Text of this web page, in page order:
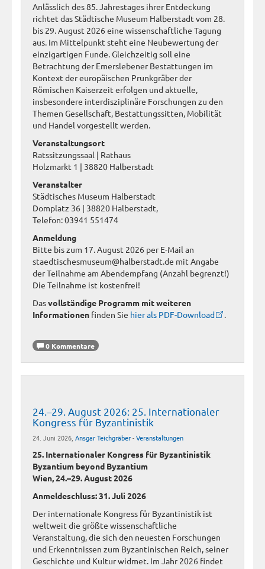
Anlässlich des 85. Jahrestages ihrer Entdeckung
richtet das Städtische Museum Halberstadt vom 28.
bis 29. August 2026 eine wissenschaftliche Tagung
aus. Im Mittelpunkt steht eine Neubewertung der
einzigartigen Funde. Gleichzeitig soll eine
Betrachtung der Emerslebener Bestattungen im
Kontext der europäischen Prunkgräber der
Römischen Kaiserzeit erfolgen und aktuelle,
insbesondere interdisziplinäre Forschungen zu den
Themen Gesellschaft, Bestattungssitten, Mobilität
und Handel vorgestellt werden.
Veranstaltungsort
Ratssitzungssaal | Rathaus
Holzmarkt 1 | 38820 Halberstadt
Veranstalter
Städtisches Museum Halberstadt
Domplatz 36 | 38820 Halberstadt,
Telefon: 03941 551474
Anmeldung
Bitte bis zum 17. August 2026 per E-Mail an
staedtischesmuseum@halberstadt.de mit Angabe
der Teilnahme am Abendempfang (Anzahl begrenzt!)
Die Teilnahme ist kostenfrei!
Dasvollständige Programm mit weiteren
Informationen finden Sie hier als PDF-Download .
0 Kommentare
24.–29. August 2026: 25. Internationaler
Kongress für Byzantinistik
24. Juni 2026, Ansgar Teichgräber-Veranstaltungen
25. Internationaler Kongress für Byzantinistik
Byzantium beyond Byzantium
Wien, 24.–29. August 2026
Anmeldeschluss: 31. Juli 2026
Der internationale Kongress für Byzantinistik ist
weltweit die größte wissenschaftliche
Veranstaltung, die sich den neuesten Forschungen
und Erkenntnissen zum Byzantinischen Reich, seiner
Geschichte und Kultur widmet. Im Jahr 2026 findet